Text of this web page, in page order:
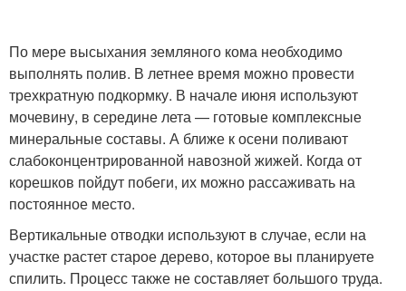
По мере высыхания земляного кома необходимо
выполнять полив. В летнее время можно провести
трехкратную подкормку. В начале июня используют
мочевину, в середине лета — готовые комплексные
минеральные составы. А ближе к осени поливают
слабоконцентрированной навозной жижей. Когда от
корешков пойдут побеги, их можно рассаживать на
постоянное место.
Вертикальные отводки используют в случае, если на
участке растет старое дерево, которое вы планируете
спилить. Процесс также не составляет большого труда.